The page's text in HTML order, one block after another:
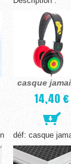
casque
14,40 €
déf: casque